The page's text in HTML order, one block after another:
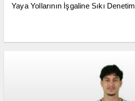
Yaya Yollarının İşgaline Sıkı Denetim